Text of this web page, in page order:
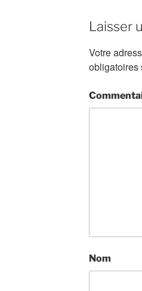
Laisser
Votre
obligatoires
Nom